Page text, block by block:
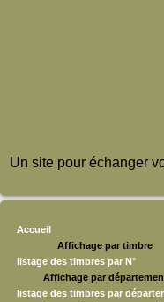
Un site pour échanger
Accueil
Affichage par timbre
listage des timbres par N°
Affichage par
listage des timbres par